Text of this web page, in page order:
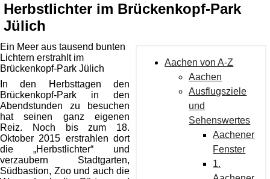
Herbstlichter im Brückenkopf-Park
Jülich
Aachen von A-Z
Aachen
Ausflugsziele
und
Sehenswertes
Aachener
Fenster
1.
Ein Meer aus tausend bunten
Lichtern erstrahlt im
Brückenkopf-Park Jülich
In den Herbsttagen den
Brückenkopf-Park in den
Abendstunden zu besuchen
hat seinen ganz eigenen
Reiz. Noch bis zum 18.
Oktober 2015 erstrahlen dort
die „Herbstlichter“ und
verzaubern Stadtgarten,
Südbastion, Zoo und auch die